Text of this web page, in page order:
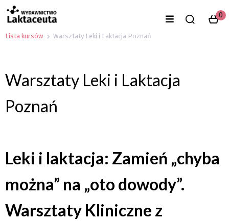
0
Lista kursów Warsztaty Leki i Laktacja Poznań
Warsztaty Leki i Laktacja
Poznań
Leki i laktacja: Zamień „chyba
można” na „oto dowody”.
Warsztaty Kliniczne z